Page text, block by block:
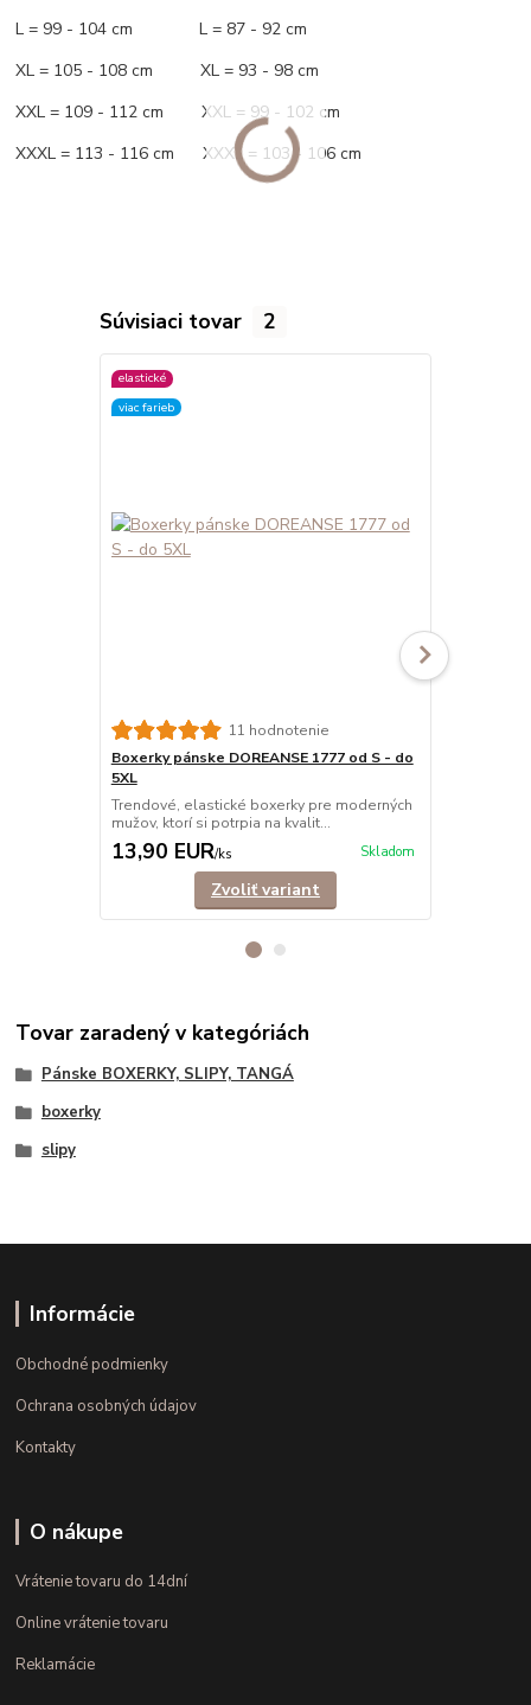
L = 99 - 104 cm L = 87 - 92 cm
XL = 105 - 108 cm XL = 93 - 98 cm
XXL = 109 - 112 cm XXL = 99 - 102 cm
XXXL = 113 - 116 cm XXXL = 103 - 106 cm
Súvisiaci tovar 2
elastické
viac farieb
11 hodnotenie
Boxerky pánske DOREANSE 1777 od S - do
5XL
Trendové, elastické boxerky pre moderných
mužov, ktorí si potrpia na kvalit...
13,90 EUR/ks Skladom
Zvoliť variant
Tovar zaradený v kategóriách
Pánske BOXERKY, SLIPY, TANGÁ
boxerky
slipy
Informácie
Obchodné podmienky
Ochrana osobných údajov
Kontakty
O nákupe
Vrátenie tovaru do 14dní
Online vrátenie tovaru
Reklamácie